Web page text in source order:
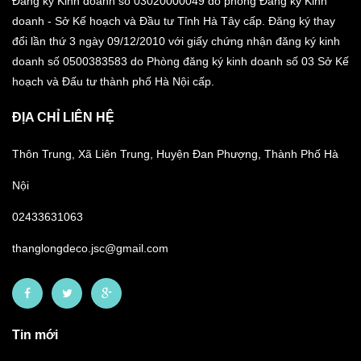
doanh - Sở Kế hoạch và Đầu tư Tỉnh Hà Tây cấp. Đăng ký thay
đổi lần thứ 3 ngày 09/12/2010 với giấy chứng nhận đăng ký kinh
doanh số 0500383583 do Phòng đăng ký kinh doanh số 03 Sở Kế
hoạch và Đấu tư thành phố Hà Nội cấp.
ĐỊA CHỈ LIÊN HỆ
Thôn Trung, Xã Liên Trung, Huyện Đan Phượng, Thành Phố Hà
Nội
02433631063
thanglongdeco.jsc@gmail.com
Tin mới